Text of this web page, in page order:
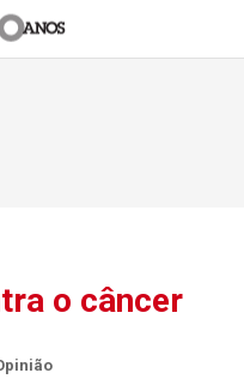
o câncer